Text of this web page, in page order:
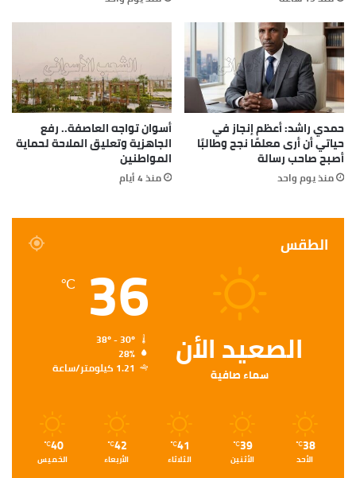
حمدي راشد: أعظم إنجاز في
حياتي أن أرى معلمًا نجح وطالبًا
أصبح صاحب رسالة
منذ يوم واحد
أسوان تواجه العاصفة.. رفع
الجاهزية وتعليق الملاحة لحماية
المواطنين
منذ 4 أيام
الطقس
الصعيد الأن
سماء صافية
36
℃
28%
1.21 كيلومتر/ساعة
38
℃
الأحد
39
℃
الأثنين
41
℃
الثلاثاء
42
℃
الأربعاء
40
℃
الخميس